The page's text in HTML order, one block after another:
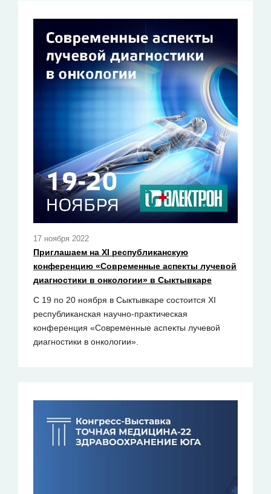
17 ноября 2022
Приглашаем на ХI республиканскую
конференцию «Современные аспекты лучевой
диагностики в онкологии» в Сыктывкаре
С 19 по 20 ноября в Сыктывкаре состоится ХI
республиканская научно-практическая
конференция «Современные аспекты лучевой
диагностики в онкологии».